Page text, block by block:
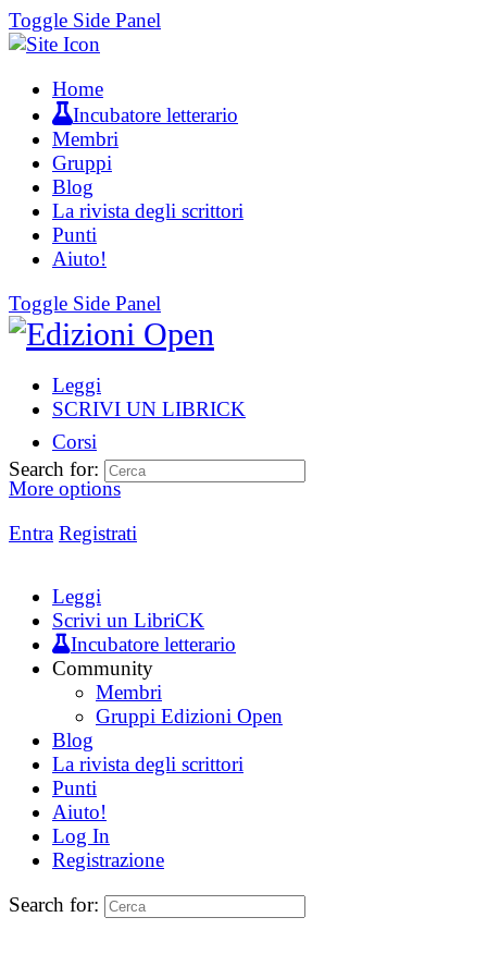
Toggle Side Panel
Home
Incubatore letterario
Membri
Gruppi
Blog
La rivista degli scrittori
Punti
Aiuto!
Toggle Side Panel
Leggi
SCRIVI UN LIBRICK
Corsi
More options
Entra Registrati
Search for:
Leggi
Scrivi un LibriCK
Incubatore letterario
Community
Membri
Gruppi Edizioni Open
Blog
La rivista degli scrittori
Punti
Aiuto!
Log In
Registrazione
Search for: